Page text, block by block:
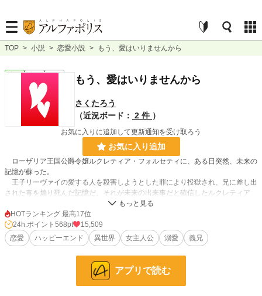
TOP > 小説 > 恋愛小説 > もう、愛はいりませんから
完結 短編 もう、愛はいりませんから
さくたろう
（近況ボード： 2 件 ）
お気に入りに追加して更新通知を受け取ろう
お気に入り追加
ローザリア王国公爵令嬢ルクレティア・フォルセティに、ある日突然、未来の
記憶が蘇った。
王子リーヴァイの愛する人を殺害しようとした罪により投獄され、兄に差し出
された毒を煽り死んだ記憶だ。それが未来の出来事だと確信したルクレティア
は、そんな未来に怯えるが、その記憶のおかしさに気がつき、謎を探ることにす
る。そうしてやがて、ある人のひたむきな愛を知ることになる。
小説 2,518 位 / 228,845 件
1,391 位 / 66,370 件
HOTランキング 最高17位
24h.ポイント 568pt
15,509
恋愛
ハッピーエンド 異世界 女主人公 溺愛 義兄
アプリで読む